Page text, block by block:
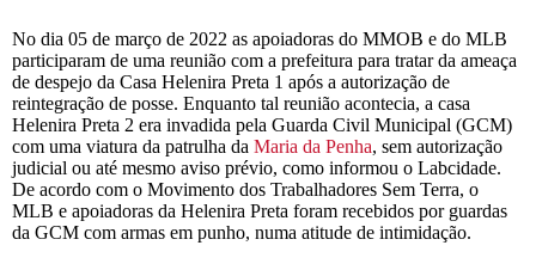
No dia 05 de março de 2022 as apoiadoras do MMOB e do MLB
participaram de uma reunião com a prefeitura para tratar da ameaça
de despejo da Casa Helenira Preta 1 após a autorização de
reintegração de posse. Enquanto tal reunião acontecia, a casa
Helenira Preta 2 era invadida pela Guarda Civil Municipal (GCM)
com uma viatura da patrulha da Maria da Penha, sem autorização
judicial ou até mesmo aviso prévio, como informou o Labcidade.
De acordo com o Movimento dos Trabalhadores Sem Terra, o
MLB e apoiadoras da Helenira Preta foram recebidos por guardas
da GCM com armas em punho, numa atitude de intimidação.